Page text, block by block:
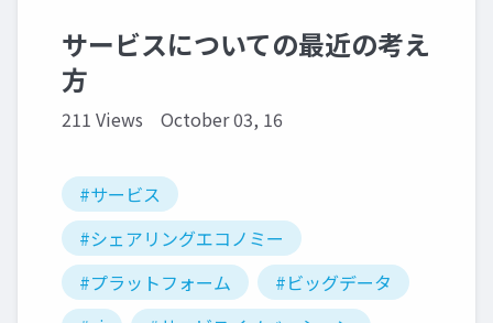
サービスについての最近の考え
方
211 Views October 03, 16
#サービス
#シェアリングエコノミー
#プラットフォーム
#ビッグデータ